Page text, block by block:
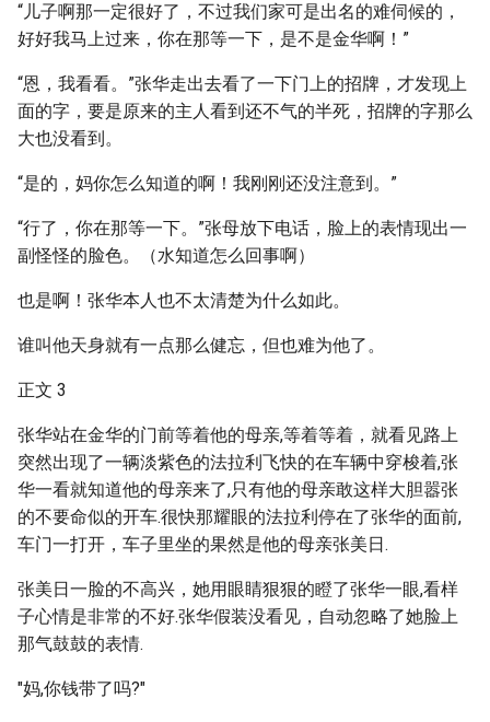
“儿子啊那一定很好了，不过我们家可是出名的难伺候的，
好好我马上过来，你在那等一下，是不是金华啊！”
“恩，我看看。”张华走出去看了一下门上的招牌，才发现上
面的字，要是原来的主人看到还不气的半死，招牌的字那么
大也没看到。
“是的，妈你怎么知道的啊！我刚刚还没注意到。”
“行了，你在那等一下。”张母放下电话，脸上的表情现出一
副怪怪的脸色。（水知道怎么回事啊）
也是啊！张华本人也不太清楚为什么如此。
谁叫他天身就有一点那么健忘，但也难为他了。
正文 3
张华站在金华的门前等着他的母亲,等着等着，就看见路上
突然出现了一辆淡紫色的法拉利飞快的在车辆中穿梭着,张
华一看就知道他的母亲来了,只有他的母亲敢这样大胆嚣张
的不要命似的开车.很快那耀眼的法拉利停在了张华的面前,
车门一打开，车子里坐的果然是他的母亲张美日.
张美日一脸的不高兴，她用眼睛狠狠的瞪了张华一眼,看样
子心情是非常的不好.张华假装没看见，自动忽略了她脸上
那气鼓鼓的表情.
"妈,你钱带了吗?"